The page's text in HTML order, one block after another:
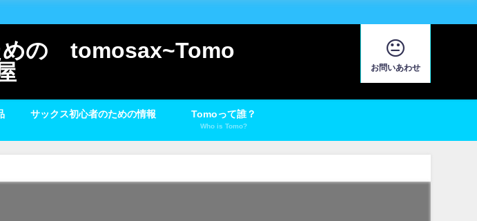
めの tomosax~Tomo
お問いあわせ
サックス初心者のための情報 Tomoって誰？
Who is Tomo?